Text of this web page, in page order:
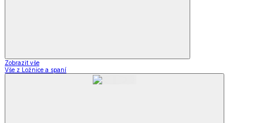
Zobrazit vše
Vše z Ložnice a spaní